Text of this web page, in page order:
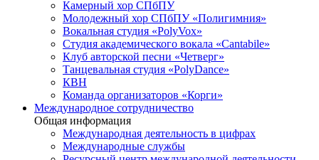
Камерный хор СПбПУ
Молодежный хор СПбПУ «Полигимния»
Вокальная студия «PolyVox»
Студия академического вокала «Cantabile»
Клуб авторской песни «Четверг»
Танцевальная студия «PolyDance»
КВН
Команда организаторов «Корги»
Международное сотрудничество
Общая информация
Международная деятельность в цифрах
Международные службы